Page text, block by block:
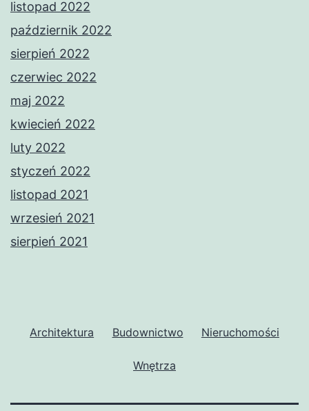
listopad 2022
październik 2022
sierpień 2022
czerwiec 2022
maj 2022
kwiecień 2022
luty 2022
styczeń 2022
listopad 2021
wrzesień 2021
sierpień 2021
Architektura Budownictwo Nieruchomości
Wnętrza